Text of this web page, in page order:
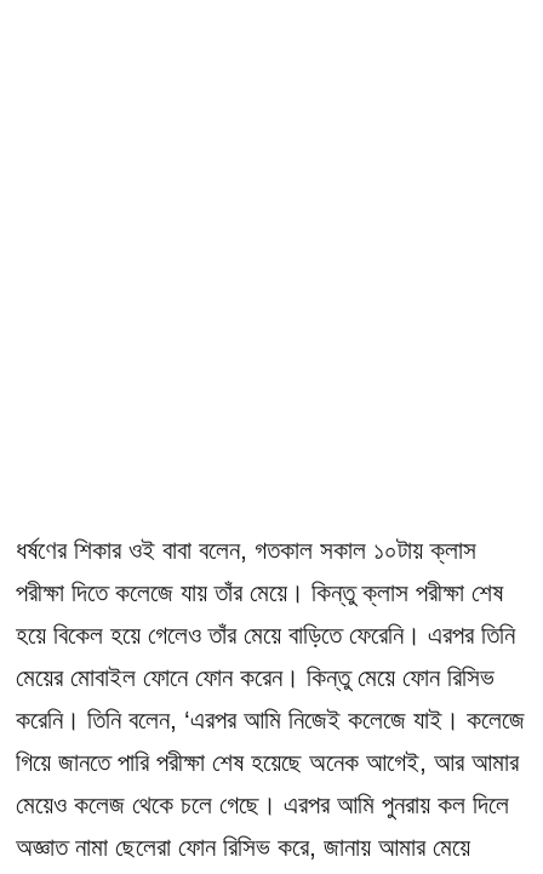
ধর্ষণের শিকার ওই বাবা বলেন, গতকাল সকাল ১০টায় ক্লাস
পরীক্ষা দিতে কলেজে যায় তাঁর মেয়ে। কিন্তু ক্লাস পরীক্ষা শেষ
হয়ে বিকেল হয়ে গেলেও তাঁর মেয়ে বাড়িতে ফেরেনি। এরপর তিনি
মেয়ের মোবাইল ফোনে ফোন করেন। কিন্তু মেয়ে ফোন রিসিভ
করেনি। তিনি বলেন, ‘এরপর আমি নিজেই কলেজে যাই। কলেজে
গিয়ে জানতে পারি পরীক্ষা শেষ হয়েছে অনেক আগেই, আর আমার
মেয়েও কলেজ থেকে চলে গেছে। এরপর আমি পুনরায় কল দিলে
অজ্ঞাত নামা ছেলেরা ফোন রিসিভ করে, জানায় আমার মেয়ে